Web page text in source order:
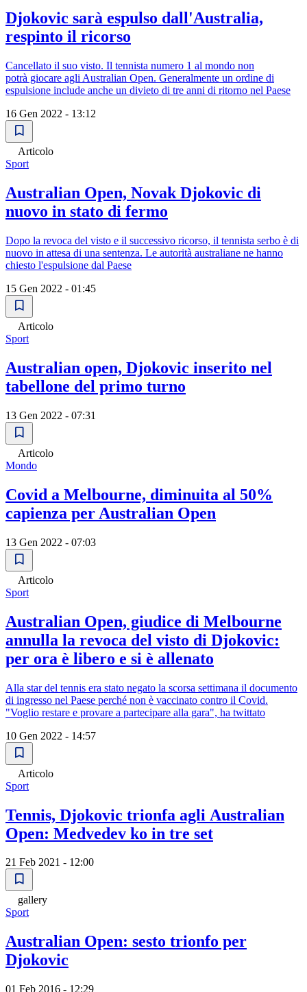
Djokovic sarà espulso dall'Australia,
respinto il ricorso
Cancellato il suo visto. Il tennista numero 1 al mondo non
potrà giocare agli Australian Open. Generalmente un ordine di
espulsione include anche un divieto di tre anni di ritorno nel Paese
16 Gen 2022 - 13:12
Articolo
Sport
Australian Open, Novak Djokovic di
nuovo in stato di fermo
Dopo la revoca del visto e il successivo ricorso, il tennista serbo è di
nuovo in attesa di una sentenza. Le autorità australiane ne hanno
chiesto l'espulsione dal Paese
15 Gen 2022 - 01:45
Articolo
Sport
Australian open, Djokovic inserito nel
tabellone del primo turno
13 Gen 2022 - 07:31
Articolo
Mondo
Covid a Melbourne, diminuita al 50%
capienza per Australian Open
13 Gen 2022 - 07:03
Articolo
Sport
Australian Open, giudice di Melbourne
annulla la revoca del visto di Djokovic:
per ora è libero e si è allenato
Alla star del tennis era stato negato la scorsa settimana il documento
di ingresso nel Paese perché non è vaccinato contro il Covid.
"Voglio restare e provare a partecipare alla gara", ha twittato
10 Gen 2022 - 14:57
Articolo
Sport
Tennis, Djokovic trionfa agli Australian
Open: Medvedev ko in tre set
21 Feb 2021 - 12:00
gallery
Sport
Australian Open: sesto trionfo per
Djokovic
01 Feb 2016 - 12:29